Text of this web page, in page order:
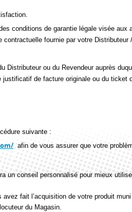
conditions de garantie légale visée
fournie par votre Distributeur
Distributeur ou du Revendeur auprès
de facture originale ou du
suivante :
afin de vous assurer que votre
un conseil personnalisé pour mieux
fait l’acquisition de votre produit
du Magasin.